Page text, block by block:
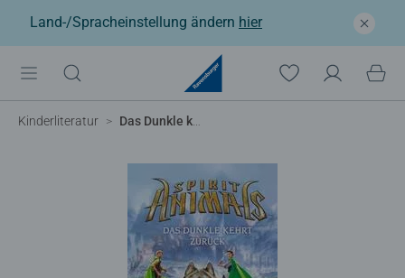
Land-/Spracheinstellung ändern hier
Kinderliteratur Das Dunkle kehrt zurück